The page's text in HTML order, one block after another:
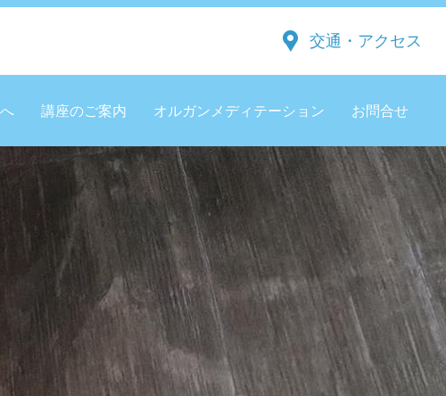
交通・アクセス
講座のご案内 オルガンメディテーション お問合せ